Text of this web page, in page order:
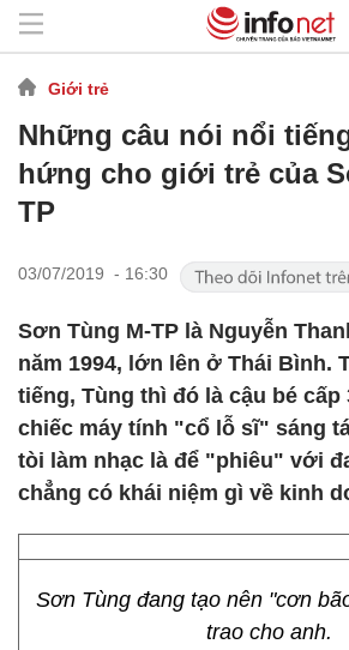
Giới trẻ
Những câu nói nổi
hứng cho giới trẻ của
TP
03/07/2019 - 16:30
Sơn Tùng M-TP là Nguyễn
năm 1994, lớn lên ở Thái Bình.
tiếng, Tùng thì đó là cậu bé cấp
chiếc máy tính "cổ lỗ sĩ" sáng
tòi làm nhạc là để "phiêu" với
chẳng có khái niệm gì về kinh
Sơn Tùng đang tạo nên "cơn
trao cho anh.